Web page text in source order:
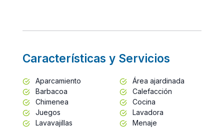
Características y Servicios
Aparcamiento
Área ajardinada
Barbacoa
Calefacción
Chimenea
Cocina
Juegos
Lavadora
Lavavajillas
Menaje